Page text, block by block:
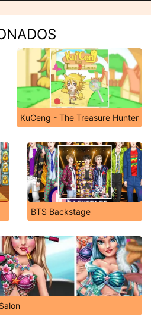
KuCeng - The Treasure Hunter
BTS Backstage